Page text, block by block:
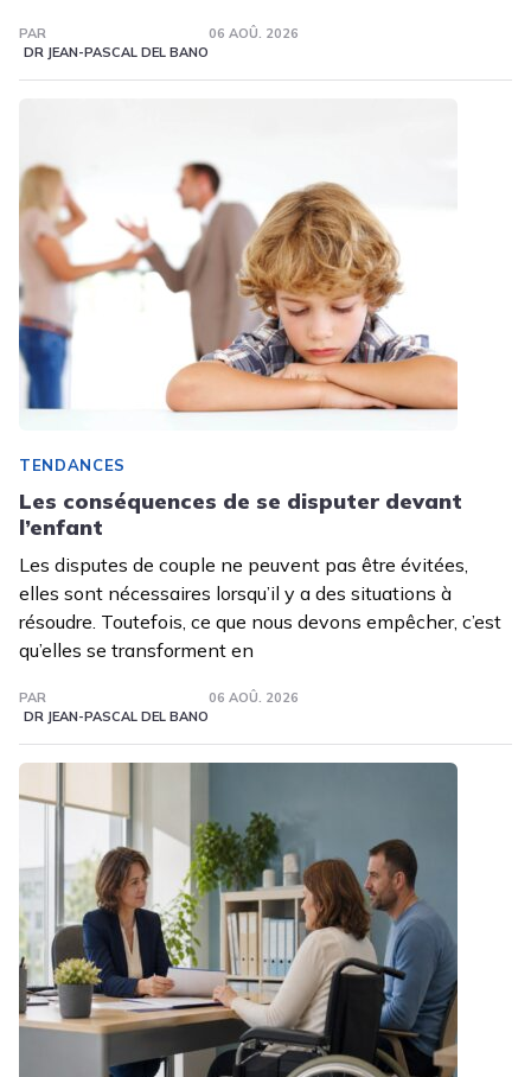
PAR
DR JEAN-PASCAL DEL BANO
06 AOÛ. 2026
TENDANCES
Les conséquences de se disputer devant
l’enfant
Les disputes de couple ne peuvent pas être évitées,
elles sont nécessaires lorsqu’il y a des situations à
résoudre. Toutefois, ce que nous devons empêcher, c’est
qu’elles se transforment en
PAR
DR JEAN-PASCAL DEL BANO
06 AOÛ. 2026